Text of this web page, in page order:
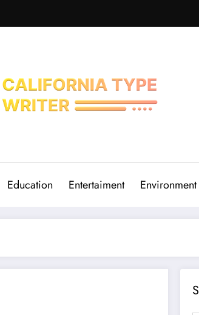
Education Entertaiment Environment